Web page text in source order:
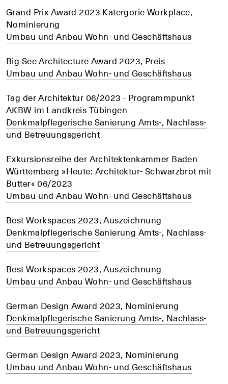
Grand Prix Award 2023 Katergorie Workplace,
Nominierung
Umbau und Anbau Wohn- und Geschäftshaus
Big See Architecture Award 2023, Preis
Umbau und Anbau Wohn- und Geschäftshaus
Tag der Architektur 06/2023 - Programmpunkt
AKBW im Landkreis Tübingen
Denkmalpflegerische Sanierung Amts-, Nachlass-
und Betreuungsgericht
Exkursionsreihe der Architektenkammer Baden
Württemberg »Heute: Architektur- Schwarzbrot mit
Butter« 06/2023
Umbau und Anbau Wohn- und Geschäftshaus
Best Workspaces 2023, Auszeichnung
Denkmalpflegerische Sanierung Amts-, Nachlass-
und Betreuungsgericht
Best Workspaces 2023, Auszeichnung
Umbau und Anbau Wohn- und Geschäftshaus
German Design Award 2023, Nominierung
Denkmalpflegerische Sanierung Amts-, Nachlass-
und Betreuungsgericht
German Design Award 2023, Nominierung
Umbau und Anbau Wohn- und Geschäftshaus